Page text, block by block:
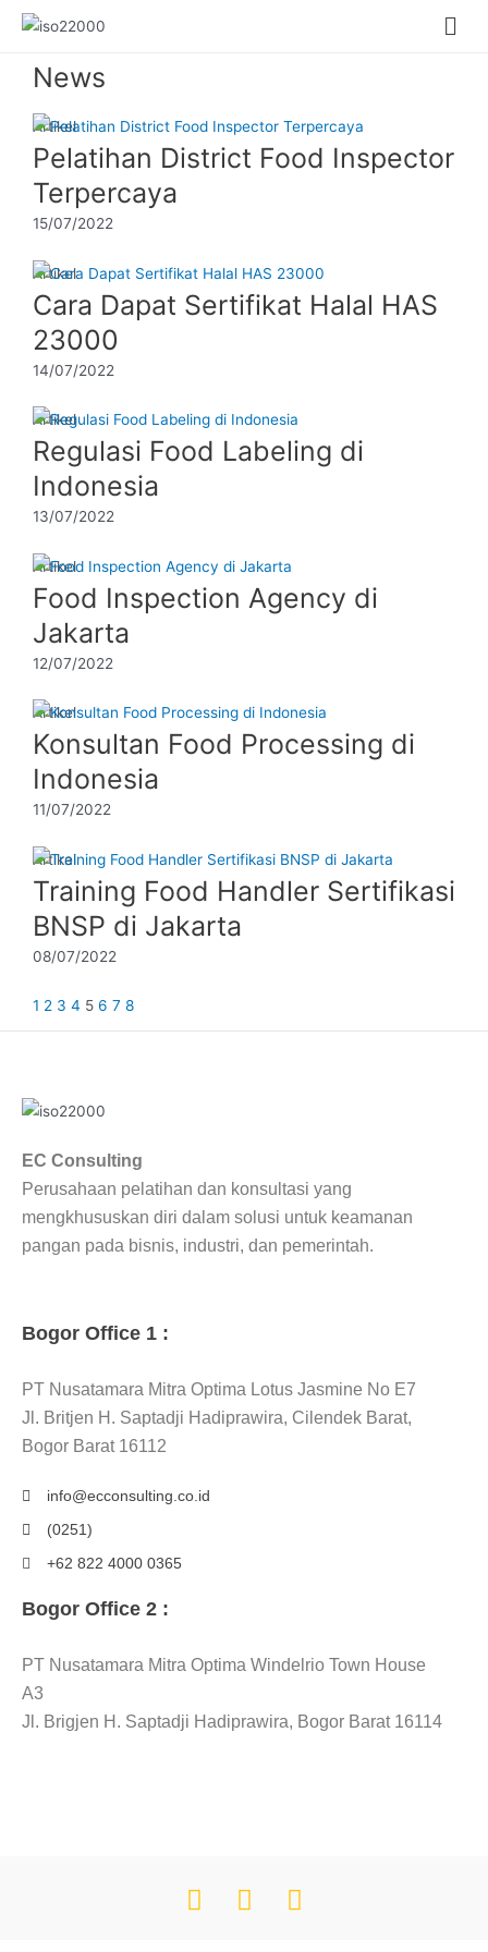
News
Artikel
Pelatihan District Food Inspector
Terpercaya
15/07/2022
Artikel
Cara Dapat Sertifikat Halal HAS
23000
14/07/2022
Artikel
Regulasi Food Labeling di
Indonesia
13/07/2022
Artikel
Food Inspection Agency di
Jakarta
12/07/2022
Artikel
Konsultan Food Processing di
Indonesia
11/07/2022
Artikel
Training Food Handler Sertifikasi
BNSP di Jakarta
08/07/2022
1 2 3 4 5 6 7 8
EC Consulting
Perusahaan pelatihan dan konsultasi yang
mengkhususkan diri dalam solusi untuk keamanan
pangan pada bisnis, industri, dan pemerintah.
Bogor Office 1 :
PT Nusatamara Mitra Optima Lotus Jasmine No E7
Jl. Britjen H. Saptadji Hadiprawira, Cilendek Barat,
Bogor Barat 16112
info@ecconsulting.co.id
(0251)
+62 822 4000 0365
Bogor Office 2 :
PT Nusatamara Mitra Optima Windelrio Town House
A3
Jl. Brigjen H. Saptadji Hadiprawira, Bogor Barat 16114